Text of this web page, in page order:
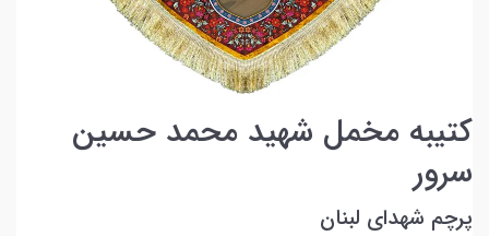
کتیبه مخمل شهید محمد حسین
سرور
پرچم شهدای لبنان